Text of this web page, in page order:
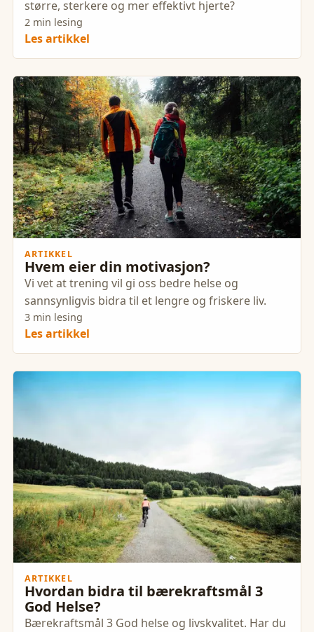
større, sterkere og mer effektivt hjerte?
2 min lesing
Les artikkel
ARTIKKEL
Hvem eier din motivasjon?
Vi vet at trening vil gi oss bedre helse og
sannsynligvis bidra til et lengre og friskere liv.
3 min lesing
Les artikkel
ARTIKKEL
Hvordan bidra til bærekraftsmål 3
God Helse?
Bærekraftsmål 3 God helse og livskvalitet. Har du